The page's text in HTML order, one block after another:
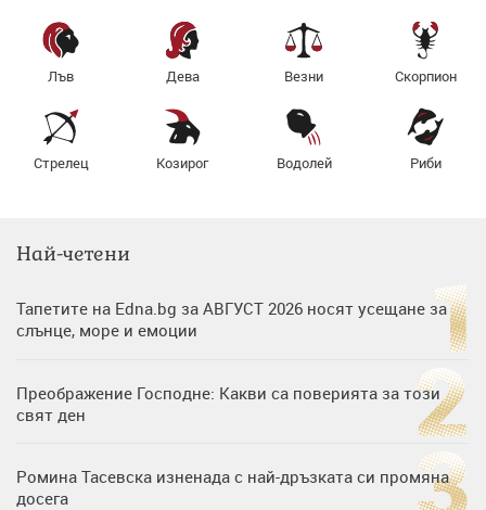
Лъв Дева Везни Скорпион
Стрелец Козирог Водолей Риби
Най-четени
Тапетите на Edna.bg за АВГУСТ 2026 носят усещане за
слънце, море и емоции
Преображение Господне: Какви са поверията за този
свят ден
Ромина Тасевска изненада с най-дръзката си промяна
досега